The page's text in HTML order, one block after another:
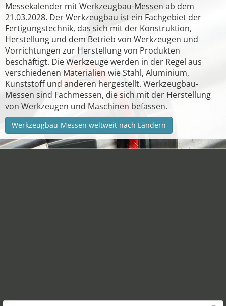
Messekalender mit Werkzeugbau-Messen ab dem
21.03.2028. Der Werkzeugbau ist ein Fachgebiet der
Fertigungstechnik, das sich mit der Konstruktion,
Herstellung und dem Betrieb von Werkzeugen und
Vorrichtungen zur Herstellung von Produkten
beschäftigt. Die Werkzeuge werden in der Regel aus
verschiedenen Materialien wie Stahl, Aluminium,
Kunststoff und anderen hergestellt. Werkzeugbau-
Messen sind Fachmessen, die sich mit der Herstellung
von Werkzeugen und Maschinen befassen.
Werkzeugbau-Messen weltweit nach Ländern